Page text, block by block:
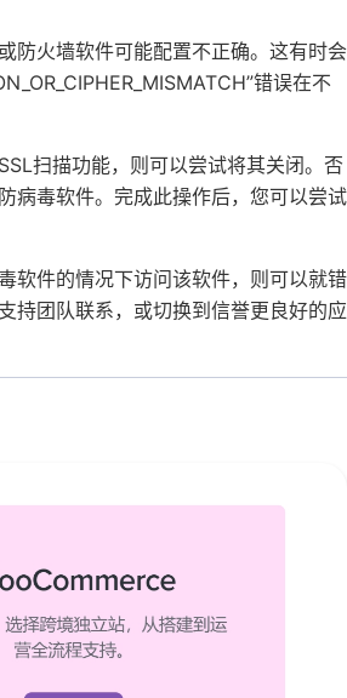
防火墙软件可能配置不正确。这有时会
错误在不
扫描功能，则可以尝试将其关闭。否
病毒软件。完成此操作后，您可以尝试
软件的情况下访问该软件，则可以就错
持团队联系，或切换到信誉更良好的应